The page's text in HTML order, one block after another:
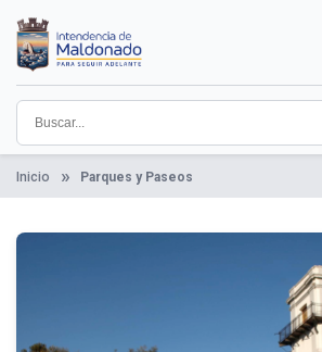
contenido
principal
Institucional
Municipios
Descubre Maldonado
Comunicación
Servicios
Guía De Trámites
Ver Noticias
Inicio Parques y Paseos